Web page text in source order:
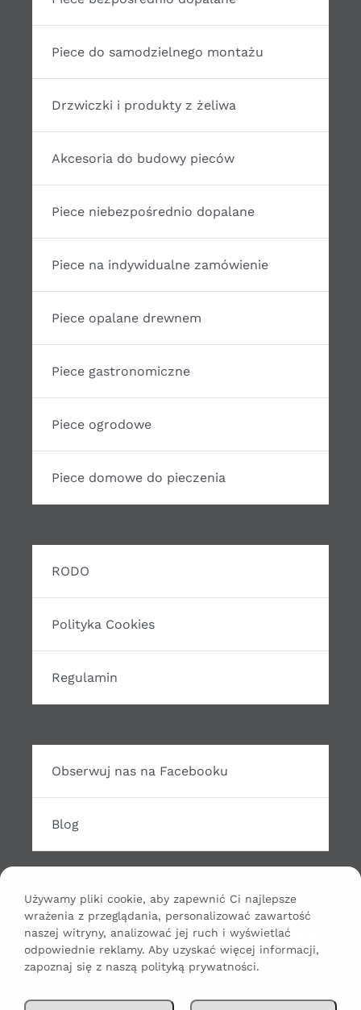
Piece do samodzielnego montażu
Drzwiczki i produkty z żeliwa
Akcesoria do budowy pieców
Piece niebezpośrednio dopalane
Piece na indywidualne zamówienie
Piece opalane drewnem
Piece gastronomiczne
Piece ogrodowe
Piece domowe do pieczenia
RODO
Polityka Cookies
Regulamin
Obserwuj nas na Facebooku
Blog
Odtwarzacz
plików
dźwiękowych
00:00
Używamy pliki cookie, aby zapewnić Ci najlepsze
wrażenia z przeglądania, personalizować zawartość
naszej witryny, analizować jej ruch i wyświetlać
odpowiednie reklamy. Aby uzyskać więcej informacji,
zapoznaj się z naszą polityką prywatności.